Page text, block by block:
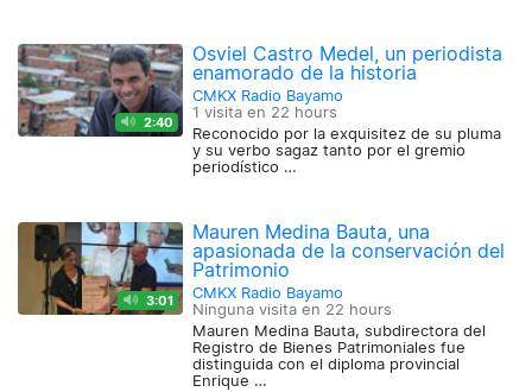
2:40
Osviel Castro Medel, un periodista
enamorado de la historia
CMKX Radio Bayamo
1 visita en 22 hours
Reconocido por la exquisitez de su pluma
y su verbo sagaz tanto por el gremio
periodístico …
3:01
Mauren Medina Bauta, una
apasionada de la conservación del
Patrimonio
CMKX Radio Bayamo
Ninguna visita en 22 hours
Mauren Medina Bauta, subdirectora del
Registro de Bienes Patrimoniales fue
distinguida con el diploma provincial
Enrique …